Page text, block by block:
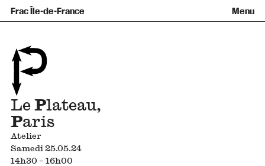
Frac Île-de-France Menu
Qu’est-ce qu’un Frac ?
Prêts d’œuvres
Informations pratiques
Venir au Frac
Familles et enfants
Groupes
Espaces de pratique libre
Accessibilité
+Aa-
LePlateau,
Paris
Atelier
Samedi 25.05.24
14h30 – 16h00